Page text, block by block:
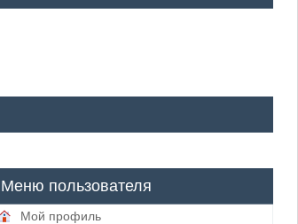
Меню пользователя
Мой профиль